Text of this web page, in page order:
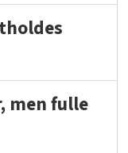
men fulle